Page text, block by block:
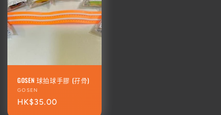
GOSEN 球拍球手膠 (孖骨)
廠
商：
GOSEN
定
HK$35.00